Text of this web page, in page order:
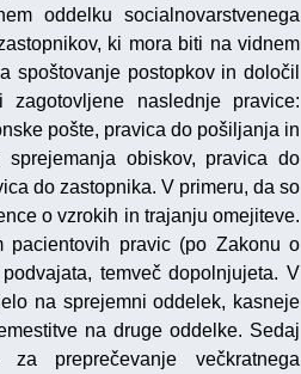
oddelku socialnovarstvenega
ki mora biti na vidnem
spoštovanje postopkov in določil
naslednje pravice:
pošte, pravica do pošiljanja in
obiskov, pravica do
do zastopnika. V primeru, da so
o vzrokih in trajanju omejiteve.
pacientovih pravic (po Zakonu o
temveč dopolnjujeta. V
na sprejemni oddelek, kasneje
na druge oddelke. Sedaj
preprečevanje večkratnega